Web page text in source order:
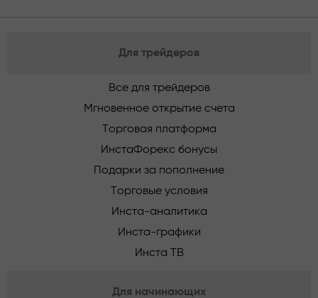
Для трейдеров
Все для трейдеров
Мгновенное открытие счета
Торговая платформа
ИнстаФорекс бонусы
Подарки за пополнение
Торговые условия
Инста-аналитика
Инста-графики
Инста ТВ
Для начинающих